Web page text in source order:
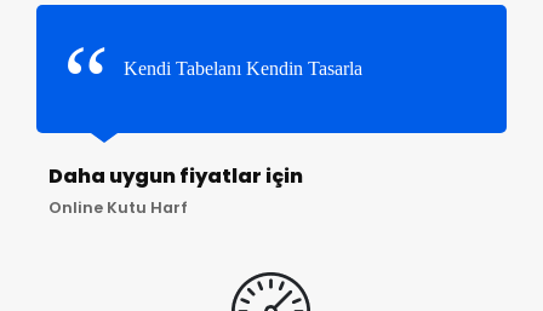
Kendi Tabelanı Kendin Tasarla
Daha uygun fiyatlar için
Online Kutu Harf